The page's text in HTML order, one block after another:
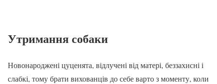
Утримання собаки
Новонароджені цуценята, відлучені від матері, беззахисні і
слабкі, тому брати вихованців до себе варто з моменту, коли